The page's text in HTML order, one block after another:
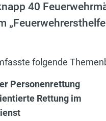
40
folgende
Personenrettung
Rettung im